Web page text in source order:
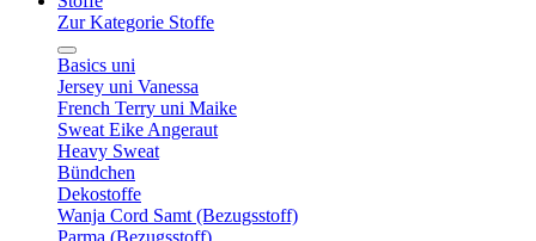
Zur Kategorie Stoffe
Basics uni
Jersey uni Vanessa
French Terry uni Maike
Sweat Eike Angeraut
Heavy Sweat
Bündchen
Dekostoffe
Wanja Cord Samt (Bezugsstoff)
Parma (Bezugsstoff)